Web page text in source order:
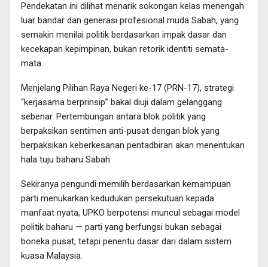
Pendekatan ini dilihat menarik sokongan kelas menengah
luar bandar dan generasi profesional muda Sabah, yang
semakin menilai politik berdasarkan impak dasar dan
kecekapan kepimpinan, bukan retorik identiti semata-
mata.
Menjelang Pilihan Raya Negeri ke-17 (PRN-17), strategi
“kerjasama berprinsip” bakal diuji dalam gelanggang
sebenar. Pertembungan antara blok politik yang
berpaksikan sentimen anti-pusat dengan blok yang
berpaksikan keberkesanan pentadbiran akan menentukan
hala tuju baharu Sabah.
Sekiranya pengundi memilih berdasarkan kemampuan
parti menukarkan kedudukan persekutuan kepada
manfaat nyata, UPKO berpotensi muncul sebagai model
politik baharu — parti yang berfungsi bukan sebagai
boneka pusat, tetapi penentu dasar dari dalam sistem
kuasa Malaysia.